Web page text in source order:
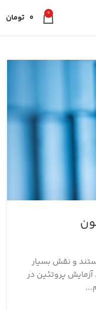
0
0 تومان
و نقش بسیار
پروتئین در